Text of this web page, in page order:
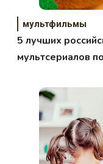
мультфильмы
5 лучших
мультсериалов